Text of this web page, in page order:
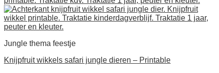
Jungle thema feestje
Knijpfruit wikkels safari jungle dieren – Printable